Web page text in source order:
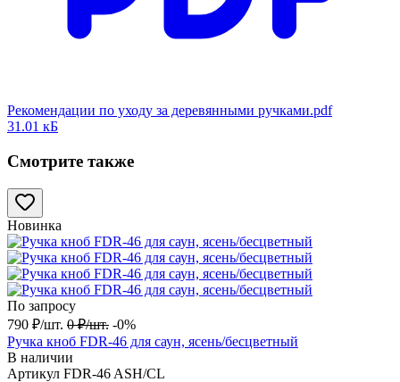
Рекомендации по уходу за деревянными ручками.pdf
31.01 кБ
Смотрите также
Новинка
По запросу
790 ₽/шт. 0 ₽/шт. -0%
Ручка кноб FDR-46 для саун, ясень/бесцветный
В наличии
Артикул FDR-46 ASH/CL